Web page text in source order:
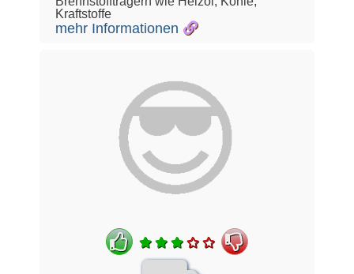
Kraftstoffe
mehr Informationen